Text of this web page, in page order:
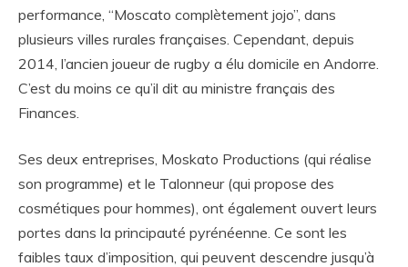
performance, “Moscato complètement jojo”, dans
plusieurs villes rurales françaises. Cependant, depuis
2014, l’ancien joueur de rugby a élu domicile en Andorre.
C’est du moins ce qu’il dit au ministre français des
Finances.
Ses deux entreprises, Moskato Productions (qui réalise
son programme) et le Talonneur (qui propose des
cosmétiques pour hommes), ont également ouvert leurs
portes dans la principauté pyrénéenne. Ce sont les
faibles taux d’imposition, qui peuvent descendre jusqu’à